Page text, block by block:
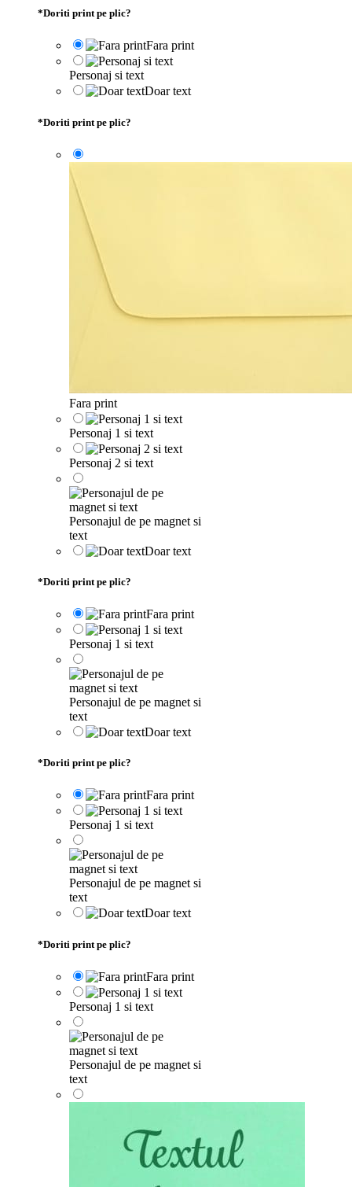
*Doriti print pe plic?
Fara print
Personaj si text
Doar text
*Doriti print pe plic?
Fara print
Personaj 1 si text
Personaj 2 si text
Personajul de pe magnet si
text
Doar text
*Doriti print pe plic?
Fara print
Personaj 1 si text
Personajul de pe magnet si
text
Doar text
*Doriti print pe plic?
Fara print
Personaj 1 si text
Personajul de pe magnet si
text
Doar text
*Doriti print pe plic?
Fara print
Personaj 1 si text
Personajul de pe magnet si
text